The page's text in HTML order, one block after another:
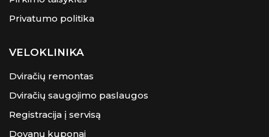
Privatumo politika
VELOKLINIKA
Dviračių remontas
Dviračių saugojimo paslaugos
Registracija į servisą
Dovanų kuponai